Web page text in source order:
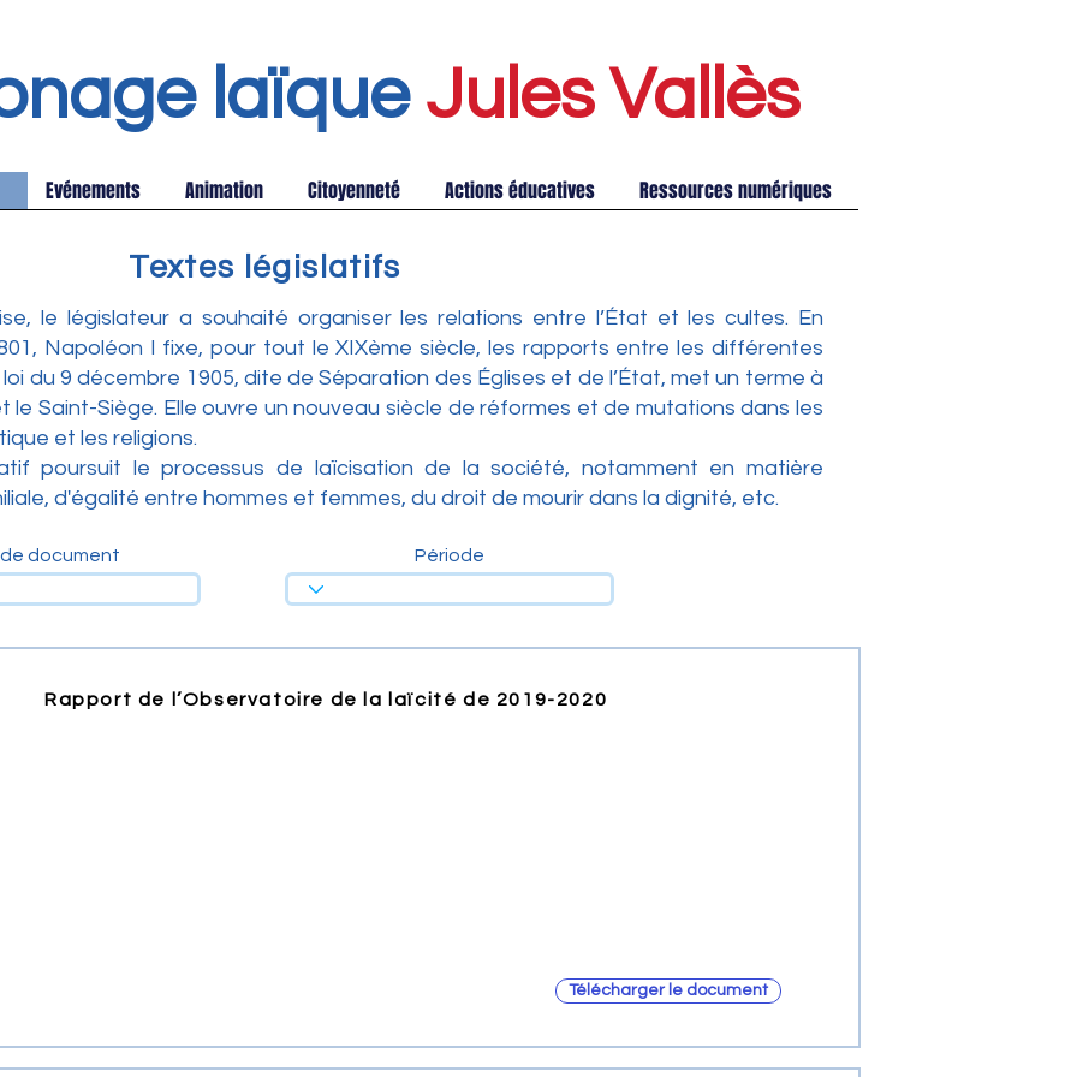
laïque Jules Vallès
Evénements Animation Citoyenneté Actions éducatives Ressources numériques
Textes législatifs
le législateur a souhaité organiser les relations entre l’État et les cultes. En
Napoléon I fixe, pour tout le XIXème siècle, les rapports entre les différentes
du 9 décembre 1905, dite de Séparation des Églises et de l’État, met un terme à
Saint-Siège. Elle ouvre un nouveau siècle de réformes et de mutations dans les
et les religions.
poursuit le processus de laïcisation de la société, notamment en matière
d'égalité entre hommes et femmes, du droit de mourir dans la dignité, etc.
document Période
Rapport de l’Observatoire de la laïcité de 2019-2020
Télécharger le document